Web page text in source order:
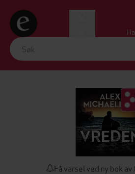
Få varsel ved ny bok